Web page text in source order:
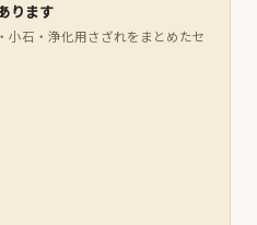
ります
小石・浄化用さざれをまとめたセ